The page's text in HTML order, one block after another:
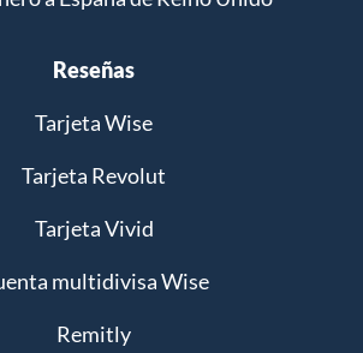
Reseñas
Tarjeta Wise
Tarjeta Revolut
Tarjeta Vivid
multidivisa Wise
Remitly